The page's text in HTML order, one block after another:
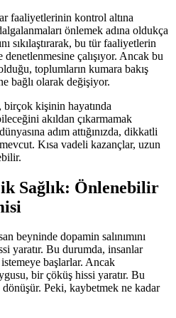
faaliyetlerinin kontrol altına
önlemek adına oldukça
sıkılaştırarak, bu tür faaliyetlerin
denetlenmesine çalışıyor. Ancak bu
toplumların kumara bakış
bağlı olarak değişiyor.
kişinin hayatında
akıldan çıkarmamak
adım attığınızda, dikkatli
Kısa vadeli kazançlar, uzun
Sağlık: Önlenebilir
beyninde dopamin salınımını
yaratır. Bu durumda, insanlar
istemeye başlarlar. Ancak
bir çöküş hissi yaratır. Bu
Peki, kaybetmek ne kadar